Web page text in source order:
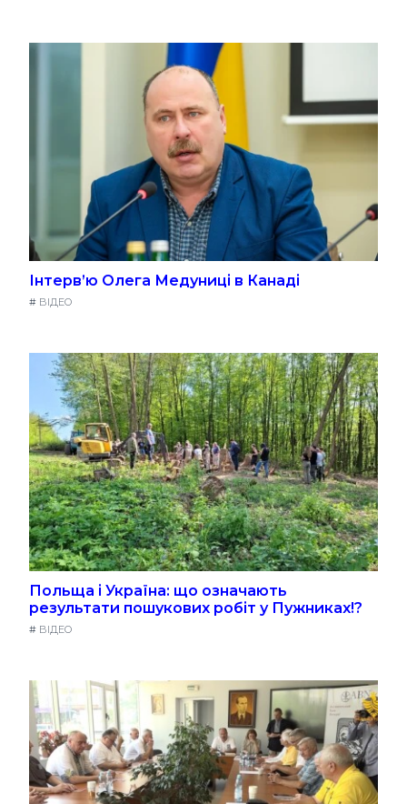
Інтерв’ю Олега Медуниці в Канаді
# ВІДЕО
Польща і Україна: що означають
результати пошукових робіт у Пужниках!?
# ВІДЕО